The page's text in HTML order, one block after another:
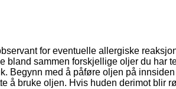
for eventuelle allergiske
sammen forskjellige oljer du har
Begynn med å påføre oljen på
å bruke oljen. Hvis huden derimot blir